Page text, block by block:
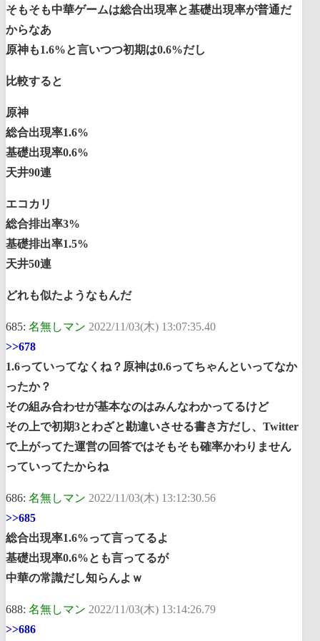
そもそも中華ゲームは総合出現率と基礎出現率が普通だ
からなあ
原神も1.6%と言いつつ初期は0.6%だし
比較すると
原神
総合出現率1.6%
基礎出現率0.6%
天井90連
エコカリ
総合排出率3%
基礎排出率1.5%
天井50連
どれも似たようなもんだ
685: 名無しマン 2022/11/03(木) 13:07:35.40
>>678
1.6っていってなくね？原神は0.6ってちゃんといってなか
ったか？
その組み合わせが基本なのはみんなわかってるけど
その上で初期3とわざと勘違いさせる書き方だし、Twitter
で上がってた運営の回答ではそもそも確率かわりません
っていってたからね
686: 名無しマン 2022/11/03(木) 13:12:30.56
>>685
総合出現率1.6%って言ってるよ
基礎出現率0.6%とも言ってるが
中華の常識だし知らんよｗ
688: 名無しマン 2022/11/03(木) 13:14:26.79
>>686